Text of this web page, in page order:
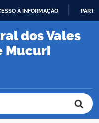
À INFORMAÇÃO
dos Vales
Mucuri